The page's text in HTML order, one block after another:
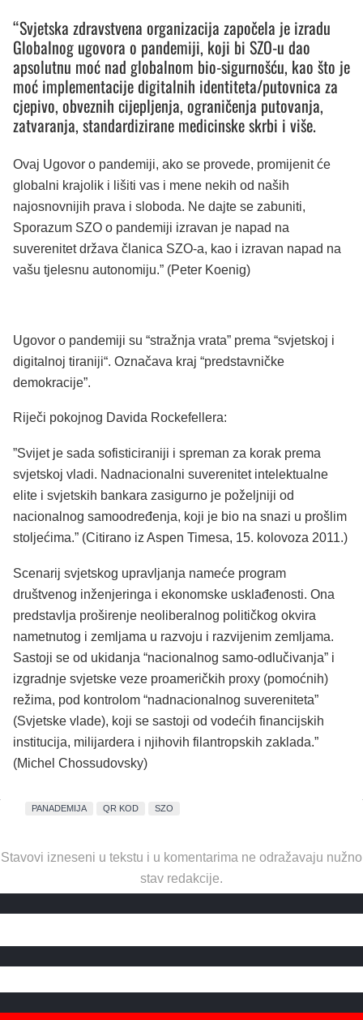
“Svjetska zdravstvena organizacija započela je izradu
Globalnog ugovora o pandemiji, koji bi SZO-u dao
apsolutnu moć nad globalnom bio-sigurnošću, kao što je
moć implementacije digitalnih identiteta/putovnica za
cjepivo, obveznih cijepljenja, ograničenja putovanja,
zatvaranja, standardizirane medicinske skrbi i više.
Ovaj Ugovor o pandemiji, ako se provede, promijenit će
globalni krajolik i lišiti vas i mene nekih od naših
najosnovnijih prava i sloboda. Ne dajte se zabuniti,
Sporazum SZO o pandemiji izravan je napad na
suverenitet država članica SZO-a, kao i izravan napad na
vašu tjelesnu autonomiju.” (Peter Koenig)
Ugovor o pandemiji su “stražnja vrata” prema “svjetskoj i
digitalnoj tiraniji“. Označava kraj “predstavničke
demokracije”.
Riječi pokojnog Davida Rockefellera:
”Svijet je sada sofisticiraniji i spreman za korak prema
svjetskoj vladi. Nadnacionalni suverenitet intelektualne
elite i svjetskih bankara zasigurno je poželjniji od
nacionalnog samoodređenja, koji je bio na snazi u prošlim
stoljećima.” (Citirano iz Aspen Timesa, 15. kolovoza 2011.)
Scenarij svjetskog upravljanja nameće program
društvenog inženjeringa i ekonomske usklađenosti. Ona
predstavlja proširenje neoliberalnog političkog okvira
nametnutog i zemljama u razvoju i razvijenim zemljama.
Sastoji se od ukidanja “nacionalnog samo-odlučivanja” i
izgradnje svjetske veze proameričkih proxy (pomoćnih)
režima, pod kontrolom “nadnacionalnog suvereniteta”
(Svjetske vlade), koji se sastoji od vodećih financijskih
institucija, milijardera i njihovih filantropskih zaklada.”
(Michel Chossudovsky)
PANADEMIJA QR KOD SZO
Stavovi izneseni u tekstu i u komentarima ne odražavaju nužno
stav redakcije.